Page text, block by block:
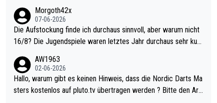
Morgoth42x
07-06-2026
Die Aufstockung finde ich durchaus sinnvoll, aber warum nicht
16/8? Die Jugendspiele waren letztes Jahr durchaus sehr kurz
Allerdings ist Mitchell Lawrie als Nummer 1 der Welt eh qualifi
ziert. Somit ändert die automatische Qualifikation des Weltmei
sters erstmal nichts. Ich denke sie wollen damit für nächstes J
AW1963
02-06-2026
Hallo, warum gibt es keinen Hinweis, dass die Nordic Darts Ma
sters kostenlos auf pluto.tv übertragen werden ? Bitte den Arti